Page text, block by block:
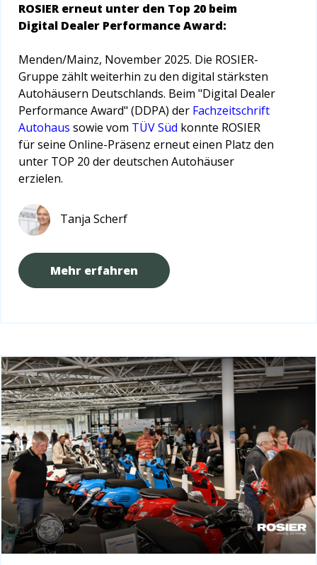
ROSIER erneut unter den Top 20 beim
Digital Dealer Performance Award:
Menden/Mainz, November 2025. Die ROSIER-
Gruppe zählt weiterhin zu den digital stärksten
Autohäusern Deutschlands. Beim "Digital Dealer
Performance Award" (DDPA) der Fachzeitschrift
Autohaus sowie vom TÜV Süd konnte ROSIER
für seine Online-Präsenz erneut einen Platz den
unter TOP 20 der deutschen Autohäuser
erzielen.
Tanja Scherf
Mehr erfahren